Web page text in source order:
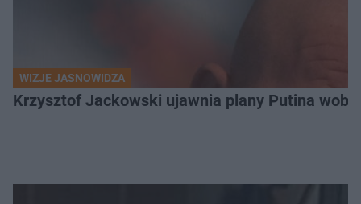
WIZJE JASNOWIDZA
Krzysztof Jackowski ujawnia plany Putina